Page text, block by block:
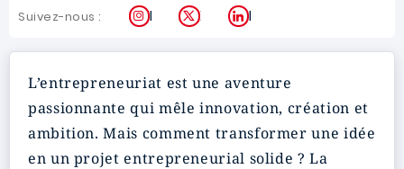
Suivez-nous : Instagram
X LinkedIn
L’entrepreneuriat est une aventure
passionnante qui mêle innovation, création et
ambition. Mais comment transformer une idée
en un projet entrepreneurial solide ? La